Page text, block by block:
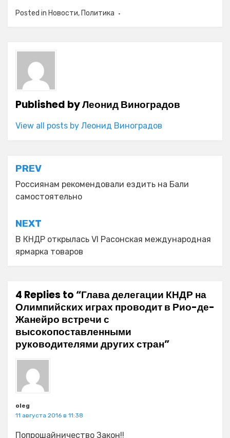
Posted in Новости, Политика
Published byЛеонид Виноградов
View all posts by Леонид Виноградов
Навигация
по
записям
PREV
Россиянам рекомендовали ездить на Бали
самостоятельно
NEXT
В КНДР открылась VI Расонская международная
ярмарка товаров
4 Replies to “Глава делегации КНДР на
Олимпийских играх проводит в Рио-де-
Жанейро встречи с
высокопоставленными
руководителями других стран”
oleg
11 августа 2016 в 11:38
Попрошайничество Закон!!